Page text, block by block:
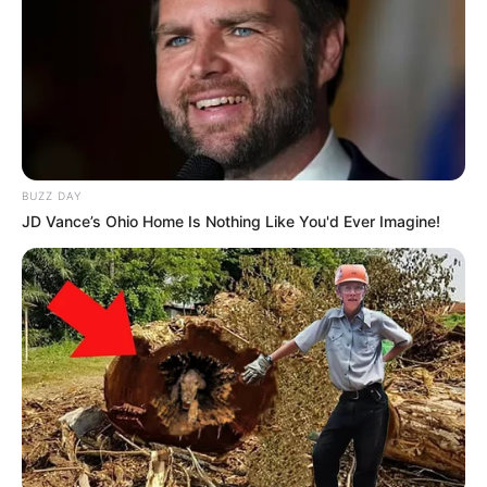
Selain itu, ia juga membintangi film yang berjudul
(2016) sebagai debut layar lebar.
BUZZ DAY
JD Vance’s Ohio Home Is Nothing Like You'd Ever Imagine!